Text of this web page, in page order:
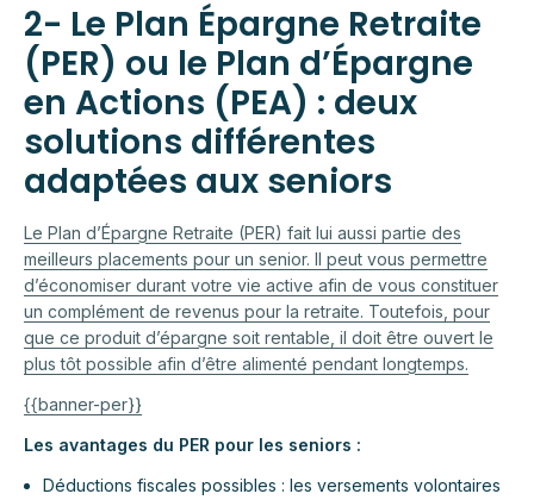
2- Le Plan Épargne Retraite
(PER) ou le Plan d’Épargne
en Actions (PEA) : deux
solutions différentes
adaptées aux seniors
Le Plan d’Épargne Retraite (PER) fait lui aussi partie des
meilleurs placements pour un senior. Il peut vous permettre
d’économiser durant votre vie active afin de vous constituer
un complément de revenus pour la retraite. Toutefois, pour
que ce produit d’épargne soit rentable, il doit être ouvert le
plus tôt possible afin d’être alimenté pendant longtemps.
{{banner-per}}
Les avantages du PER pour les seniors :
Déductions fiscales possibles : les versements volontaires